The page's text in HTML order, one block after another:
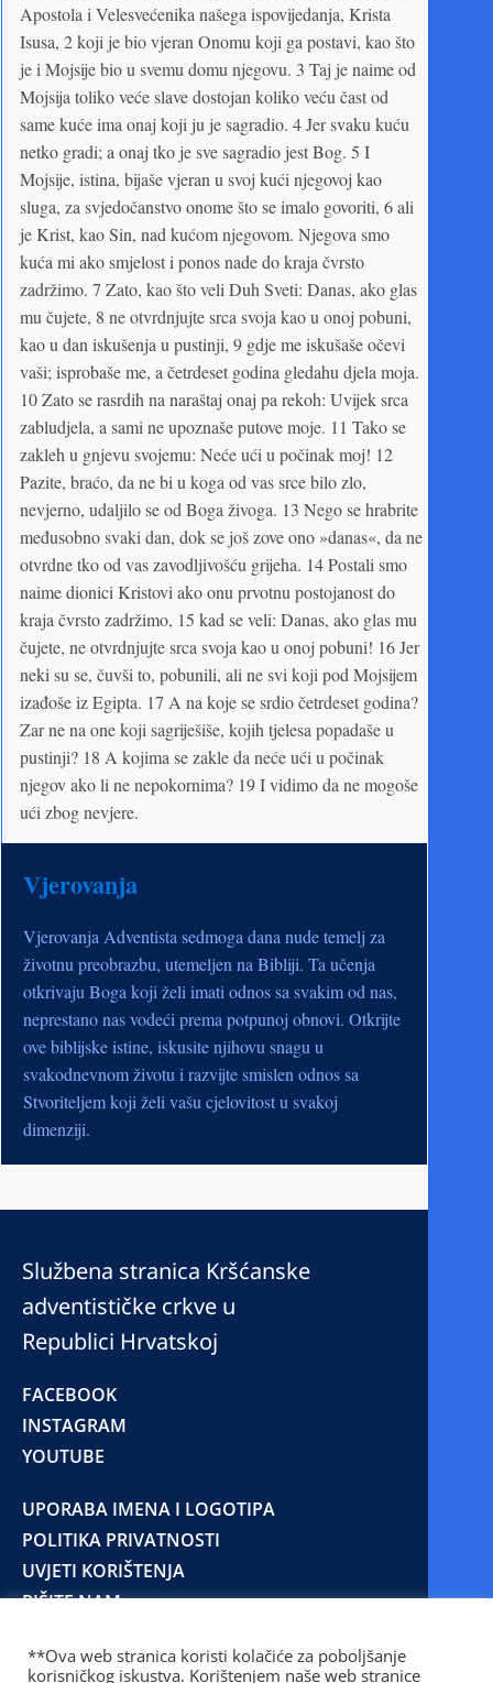
Apostola i Velesvećenika našega ispovijedanja, Krista
Isusa, 2 koji je bio vjeran Onomu koji ga postavi, kao što
je i Mojsije bio u svemu domu njegovu. 3 Taj je naime od
Mojsija toliko veće slave dostojan koliko veću čast od
same kuće ima onaj koji ju je sagradio. 4 Jer svaku kuću
netko gradi; a onaj tko je sve sagradio jest Bog. 5 I
Mojsije, istina, bijaše vjeran u svoj kući njegovoj kao
sluga, za svjedočanstvo onome što se imalo govoriti, 6 ali
je Krist, kao Sin, nad kućom njegovom. Njegova smo
kuća mi ako smjelost i ponos nade do kraja čvrsto
zadržimo. 7 Zato, kao što veli Duh Sveti: Danas, ako glas
mu čujete, 8 ne otvrdnjujte srca svoja kao u onoj pobuni,
kao u dan iskušenja u pustinji, 9 gdje me iskušaše očevi
vaši; isprobaše me, a četrdeset godina gledahu djela moja.
10 Zato se rasrdih na naraštaj onaj pa rekoh: Uvijek srca
zabludjela, a sami ne upoznaše putove moje. 11 Tako se
zakleh u gnjevu svojemu: Neće ući u počinak moj! 12
Pazite, braćo, da ne bi u koga od vas srce bilo zlo,
nevjerno, udaljilo se od Boga živoga. 13 Nego se hrabrite
međusobno svaki dan, dok se još zove ono »danas«, da ne
otvrdne tko od vas zavodljivošću grijeha. 14 Postali smo
naime dionici Kristovi ako onu prvotnu postojanost do
kraja čvrsto zadržimo, 15 kad se veli: Danas, ako glas mu
čujete, ne otvrdnjujte srca svoja kao u onoj pobuni! 16 Jer
neki su se, čuvši to, pobunili, ali ne svi koji pod Mojsijem
izađoše iz Egipta. 17 A na koje se srdio četrdeset godina?
Zar ne na one koji sagriješiše, kojih tjelesa popadaše u
pustinji? 18 A kojima se zakle da neće ući u počinak
njegov ako li ne nepokornima? 19 I vidimo da ne mogoše
ući zbog nevjere.
Vjerovanja
Vjerovanja Adventista sedmoga dana nude temelj za
životnu preobrazbu, utemeljen na Bibliji. Ta učenja
otkrivaju Boga koji želi imati odnos sa svakim od nas,
neprestano nas vodeći prema potpunoj obnovi. Otkrijte
ove biblijske istine, iskusite njihovu snagu u
svakodnevnom životu i razvijte smislen odnos sa
Stvoriteljem koji želi vašu cjelovitost u svakoj
dimenziji.
Službena stranica Kršćanske
adventističke crkve u
Republici Hrvatskoj
FACEBOOK
INSTAGRAM
YOUTUBE
UPORABA IMENA I LOGOTIPA
POLITIKA PRIVATNOSTI
UVJETI KORIŠTENJA
PIŠITE NAM
**Ova web stranica koristi kolačiće za poboljšanje
korisničkog iskustva. Korištenjem naše web stranice